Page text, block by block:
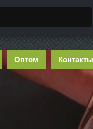
Оптом Контакты